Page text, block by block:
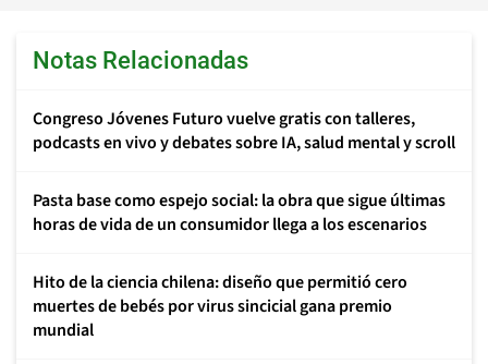
Notas Relacionadas
Congreso Jóvenes Futuro vuelve gratis con talleres,
podcasts en vivo y debates sobre IA, salud mental y scroll
Pasta base como espejo social: la obra que sigue últimas
horas de vida de un consumidor llega a los escenarios
Hito de la ciencia chilena: diseño que permitió cero
muertes de bebés por virus sincicial gana premio
mundial